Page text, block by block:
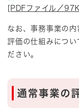
[PDFファイル／
なお、事務事業の
評価の仕組みについ
ださい。
通常事業の